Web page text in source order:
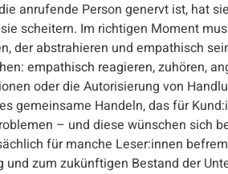
anrufende Person genervt ist, hat
scheitern. Im richtigen Moment
der abstrahieren und empathisch
empathisch reagieren, zuhören,
oder die Autorisierung von
gemeinsame Handeln, das für
– und diese wünschen sich
für manche Leser:innen
zum zukünftigen Bestand der